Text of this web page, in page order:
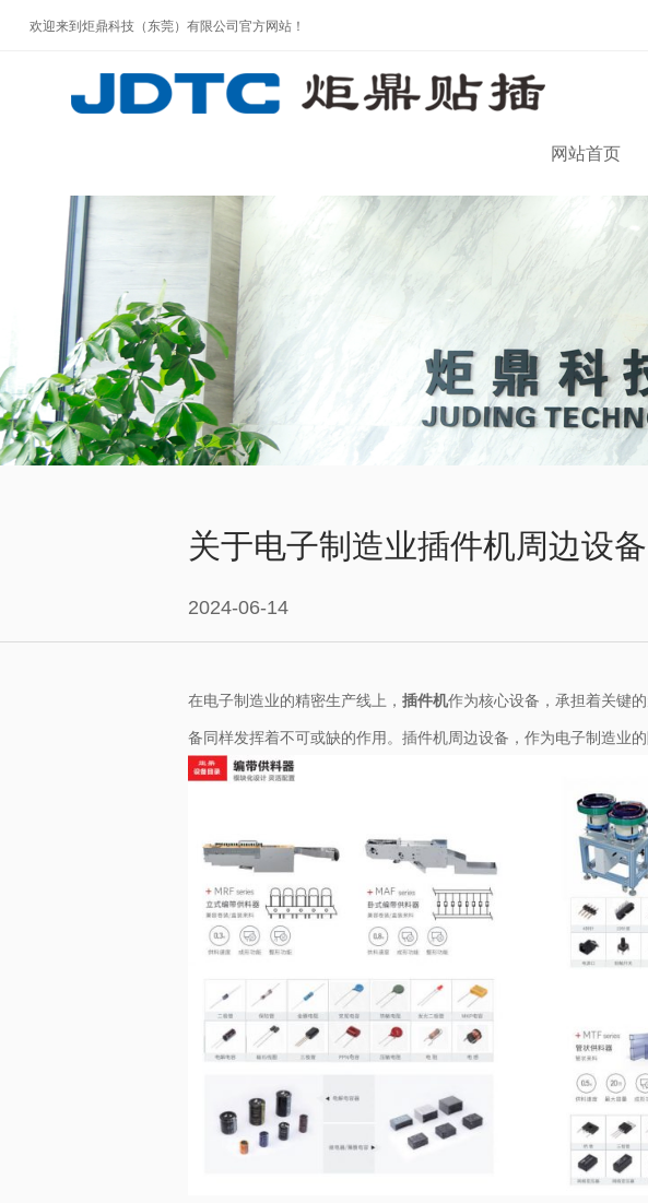
欢迎来到炬鼎科技（东莞）有限公司官方网站！
网站首页
关于电子制造业插件机周边设
2024-06-14
在电子制造业的精密生产线上， 插件机作为核心设备，承担着关键
备同样发挥着不可或缺的作用。插件机周边设备，作为电子制造业